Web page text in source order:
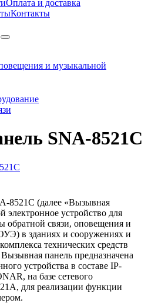
Оплата и доставка
Контакты
и музыкальной
SNA-8521C
8521С (далее «Вызывная
электронное устройство для
обратной связи, оповещения и
в зданиях и сооружениях и
технических средств
панель предназначена
устройства в составе IP-
на базе сетевого
для реализации функции